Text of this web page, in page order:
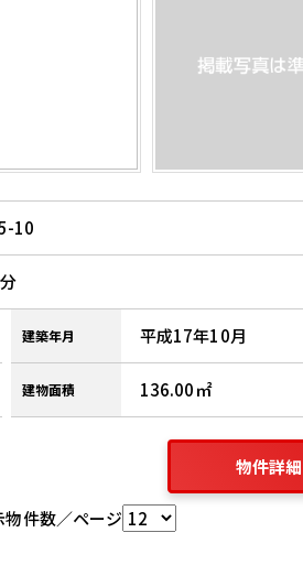
10
建築年月 平成17年10月
建物面積 136.00
物件詳
件数／ページ